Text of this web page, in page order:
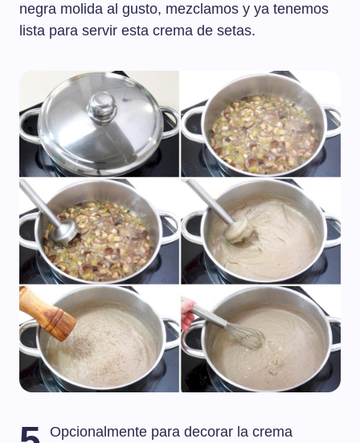
negra molida al gusto, mezclamos y ya tenemos
lista para servir esta crema de setas.
Opcionalmente para decorar la crema